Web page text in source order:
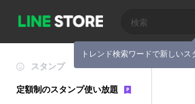
トレンド検索ワードで新しいス
スタンプ
定額制のスタンプ使い放題